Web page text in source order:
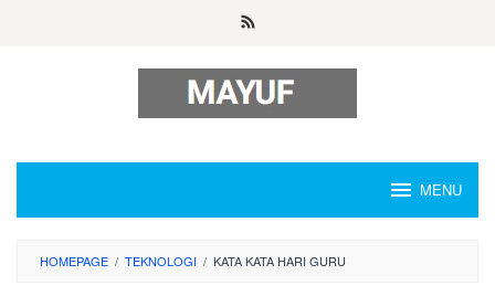
MENU
HOMEPAGE / TEKNOLOGI / KATA KATA HARI GURU